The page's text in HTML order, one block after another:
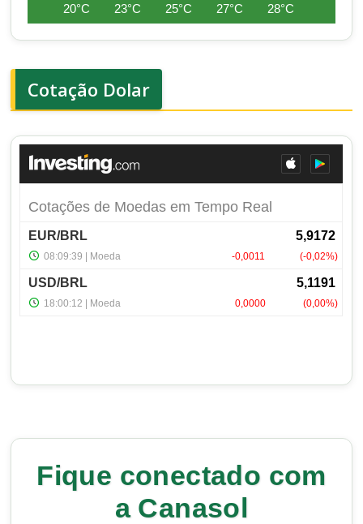
20°C 23°C 25°C 27°C 28°C
Cotação Dolar
Fique conectado com
a Canasol